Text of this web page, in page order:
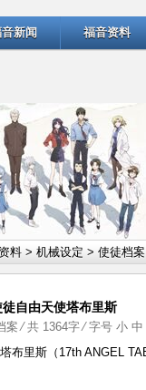
新闻 福音资料
料 > 机械设定 > 使徒档案
自由天使塔布里斯
案⁄ 共 1364字 ⁄ 字号 小 中